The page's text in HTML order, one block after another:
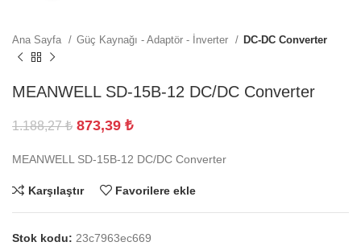
Ana Sayfa Güç Kaynağı - Adaptör - İnverter DC-DC Converter
MEANWELL SD-15B-12 DC/DC Converter
1.188,27₺ 873,39 ₺
MEANWELL SD-15B-12 DC/DC Converter
Karşılaştır Favorilere ekle
Stok kodu: 23c7963ec669